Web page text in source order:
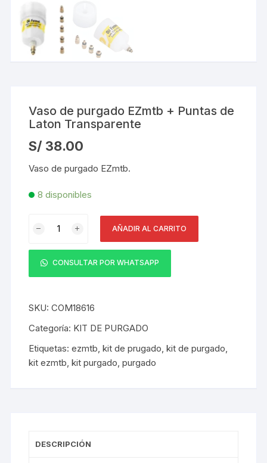
Vaso de purgado EZmtb + Puntas de
Laton Transparente
S/ 38.00
Vaso de purgado EZmtb.
8 disponibles
purgado
EZmtb
+
de
Transparente
cantidad
AÑADIR AL CARRITO
CONSULTAR POR WHATSAPP
SKU:COM18616
Categoría: KIT DE PURGADO
Etiquetas:ezmtb ,kit de prugado ,kit de purgado
kit ezmtb ,kit purgado ,purgado
DESCRIPCIÓN